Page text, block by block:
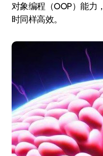
对象编程（OOP）能力
时同样高效。